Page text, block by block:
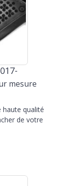
mesure
haute qualité
de votre